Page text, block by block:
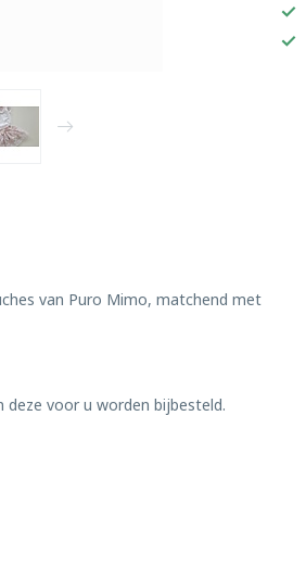
van Puro Mimo, matchend met
voor u worden bijbesteld.